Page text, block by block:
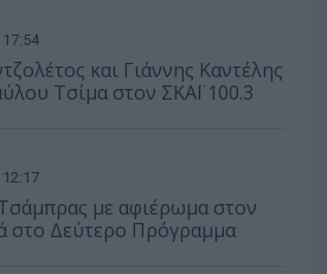
και Γιάννης Καντέλης
Τσίμα στον ΣΚΑΪ 100.3
με αφιέρωμα στον
στο Δεύτερο Πρόγραμμα